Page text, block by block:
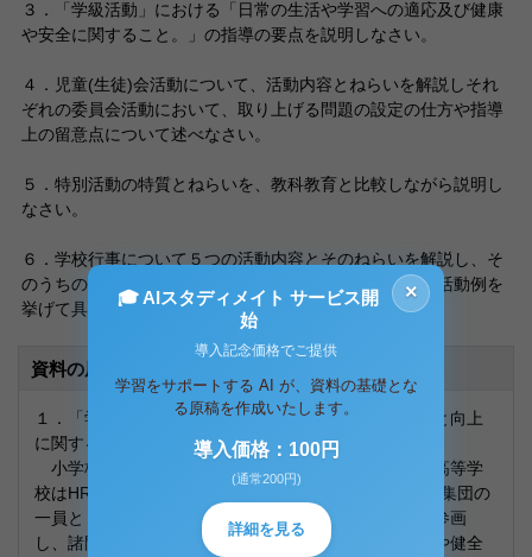
３．「学級活動」における「日常の生活や学習への適応及び健康
や安全に関すること。」の指導の要点を説明しなさい。
４．児童(生徒)会活動について、活動内容とねらいを解説しそれ
ぞれの委員会活動において、取り上げる問題の設定の仕方や指導
上の留意点について述べなさい。
５．特別活動の特質とねらいを、教科教育と比較しながら説明し
なさい。
６．学校行事について５つの活動内容とそのねらいを解説し、そ
のうちの「遠足・集団宿泊的行事」の実施上の留意点を活動例を
挙げて具体例を説明せよ。
資料の原本内容
１．「学級活動」における「学級や学校の生活の充実と向上
に関すること。」の指導上の特質を述べなさい。
小学校・中学校の学習指導要領において学級活動（高等学
校はHR活動）の目標は「望ましい人間関係を形成し、集団の
一員として学級や学校におけるよりよい生活づくりに参画
し、諸問題を解決しようとする自主的、実践的な態度や健全
×
🎓 AIスタディメイト サービス開
始
導入記念価格でご提供
学習をサポートする AI が、資料の基礎とな
る原稿を作成いたします。
導入価格：100円
(通常200円)
詳細を見る